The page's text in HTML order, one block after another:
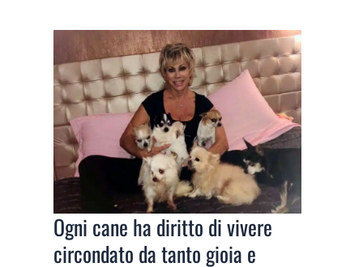
Ogni cane ha diritto di vivere
circondato da tanto gioia e